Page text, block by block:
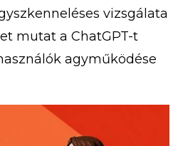
vizsgálata
mutat a ChatGPT-t
agyműködése